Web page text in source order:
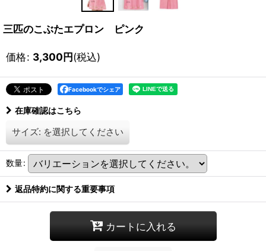
三匹のこぶたエプロン ピンク
価格: 3,300円(税込)
Facebookでシェア
在庫確認はこちら
サイズ: を選択してください
数量:
返品特約に関する重要事項
カートに入れる